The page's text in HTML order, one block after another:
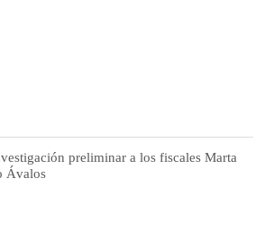
preliminar a los fiscales Marta
Ávalos